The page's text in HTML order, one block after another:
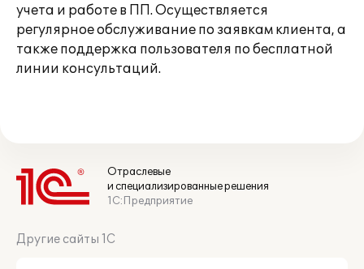
учета и работе в ПП. Осуществляется
регулярное обслуживание по заявкам клиента, а
также поддержка пользователя по бесплатной
линии консультаций.
Отраслевые
и специализированные решения
1С:Предприятие
Другие сайты 1С